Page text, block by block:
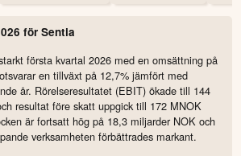
för Sentia
första kvartal 2026 med en omsättning på
en tillväxt på 12,7% jämfört med
år. Rörelseresultatet (EBIT) ökade till 144
resultat före skatt uppgick till 172 MNOK
är fortsatt hög på 18,3 miljarder NOK och
verksamheten förbättrades markant.